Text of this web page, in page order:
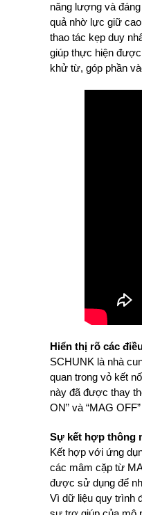
năng lượng và
quả nhờ lực giữ
thao tác kẹp duy
giúp thực hiện
khử từ, góp phần
Hiển thị rõ các
SCHUNK là nhà
quan trong vỏ kết
này đã được thay
ON” và “MAG
Sự kết hợp thông
Kết hợp với ứng
các mâm cặp từ
được sử dụng để
Vì dữ liệu quy trình